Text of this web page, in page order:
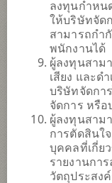
ระดับความเสี่ยง
NAV ประจำวัน
(ตามสกุลเงินของกองทุน)
SCBRMGHC
กองทุนเปิดไทยพาณิชย์
เฮลธ์แคร์ เพื่อการเลี้ยงชี
ลงทุนกำหน
ให้บริษัทจัด
สามารถกำ
พนักงานได้
ผู้ลงทุนสาม
เสียง และด
บริษัทจัดกา
จัดการ หรือ
ผู้ลงทุนสาม
การตัดสินใ
บุคคลที่เกี่ย
รายงานกา
วัตถุประสง